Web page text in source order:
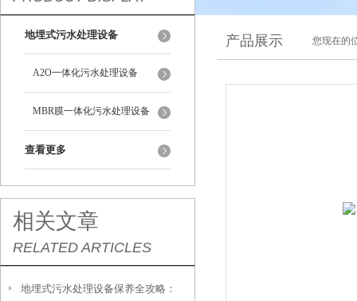
地埋式污水处理设备
A2O一体化污水处理设备
MBR膜一体化污水处理设备
查看更多
相关文章
RELATED ARTICLES
地埋式污水处理设备保养全攻略：
产品展示 您现在的